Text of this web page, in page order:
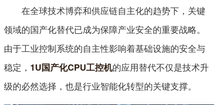
在全球技术博弈和供应链自主化的趋势下，关键
领域的国产化替代已成为保障产业安全的重要战略。
由于工业控制系统的自主性影响着基础设施的安全与
稳定， 1U国产化CPU工控机的应用替代不仅是技术升
级的必然选择，也是行业智能化转型的关键支撑。